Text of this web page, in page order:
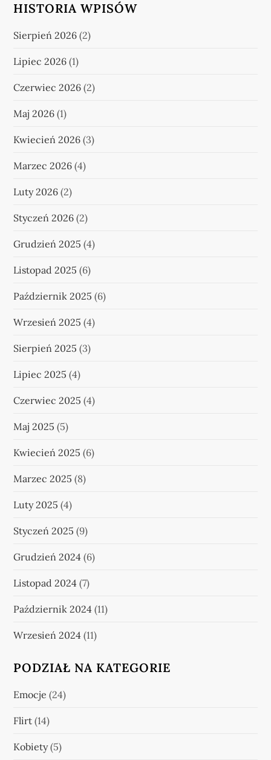
o
n
i
c
o
w
a
n
i
e
w
p
i
s
ó
HISTORIA WPISÓW
Sierpień 2026 (2)
Lipiec 2026 (1)
Czerwiec 2026 (2)
Maj 2026 (1)
Kwiecień 2026 (3)
Marzec 2026 (4)
Luty 2026 (2)
Styczeń 2026 (2)
Grudzień 2025 (4)
Listopad 2025 (6)
Październik 2025 (6)
Wrzesień 2025 (4)
Sierpień 2025 (3)
Lipiec 2025 (4)
Czerwiec 2025 (4)
Maj 2025 (5)
Kwiecień 2025 (6)
Marzec 2025 (8)
Luty 2025 (4)
Styczeń 2025 (9)
Grudzień 2024 (6)
Listopad 2024 (7)
Październik 2024 (11)
Wrzesień 2024 (11)
PODZIAŁ NA KATEGORIE
Emocje (24)
Flirt (14)
Kobiety(5)